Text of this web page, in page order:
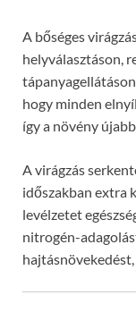
A bőséges
helyválasztáson,
hogy minden
így a növény
A virágzás
időszakban extra
levélzetet
nitrogén-